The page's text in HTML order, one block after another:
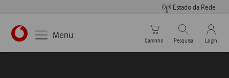
Estado da Rede
https://www.vodafone.pt
Menu
Carrinho de compras
Carrinho
Pesquisar
Pesquisa
My
Login